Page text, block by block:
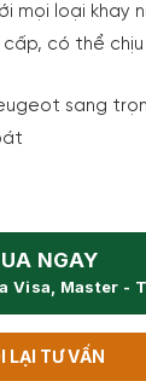
mọi loại khay
có thể
sang
Peugeot
NGAY
Visa, Master -
LẠI TƯ VẤN